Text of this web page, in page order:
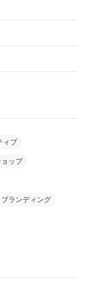
ィブ
ップ
ブランディング